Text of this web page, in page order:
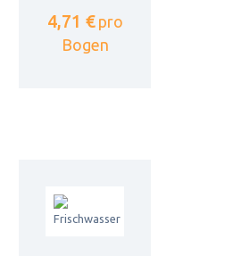
4,71 € pro
Bogen